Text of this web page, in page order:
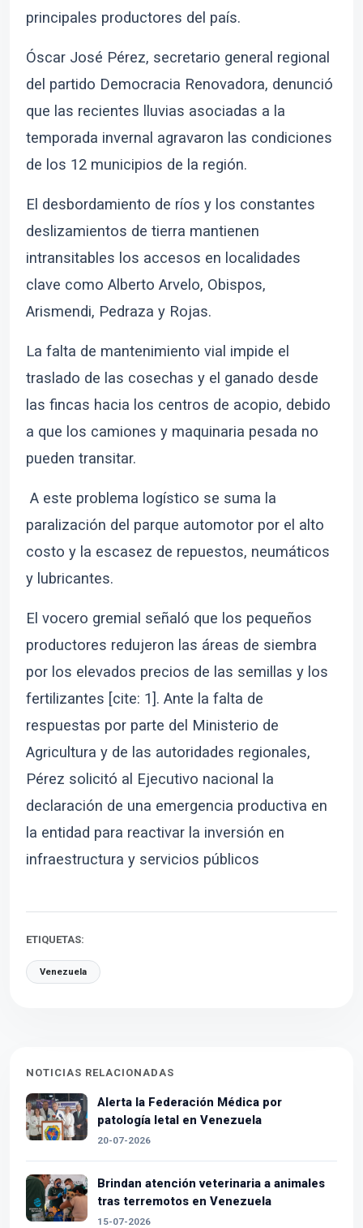
principales productores del país.
Óscar José Pérez, secretario general regional
del partido Democracia Renovadora, denunció
que las recientes lluvias asociadas a la
temporada invernal agravaron las condiciones
de los 12 municipios de la región.
El desbordamiento de ríos y los constantes
deslizamientos de tierra mantienen
intransitables los accesos en localidades
clave como Alberto Arvelo, Obispos,
Arismendi, Pedraza y Rojas.
La falta de mantenimiento vial impide el
traslado de las cosechas y el ganado desde
las fincas hacia los centros de acopio, debido
a que los camiones y maquinaria pesada no
pueden transitar.
A este problema logístico se suma la
paralización del parque automotor por el alto
costo y la escasez de repuestos, neumáticos
y lubricantes.
El vocero gremial señaló que los pequeños
productores redujeron las áreas de siembra
por los elevados precios de las semillas y los
fertilizantes [cite: 1]. Ante la falta de
respuestas por parte del Ministerio de
Agricultura y de las autoridades regionales,
Pérez solicitó al Ejecutivo nacional la
declaración de una emergencia productiva en
la entidad para reactivar la inversión en
infraestructura y servicios públicos
ETIQUETAS:
Venezuela
NOTICIAS RELACIONADAS
Alerta la Federación Médica por
patología letal en Venezuela
20-07-2026
Brindan atención veterinaria a animales
tras terremotos en Venezuela
15-07-2026